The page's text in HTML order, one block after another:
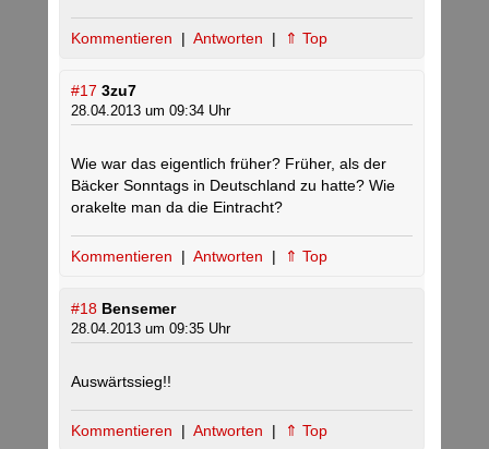
Kommentieren | Antworten | ⇑ Top
#17 3zu7
28.04.2013 um 09:34 Uhr
Wie war das eigentlich früher? Früher, als der
Bäcker Sonntags in Deutschland zu hatte? Wie
orakelte man da die Eintracht?
Kommentieren | Antworten | ⇑ Top
#18 Bensemer
28.04.2013 um 09:35 Uhr
Auswärtssieg!!
Kommentieren | Antworten | ⇑ Top